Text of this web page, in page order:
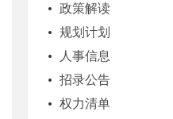
政策解读
规划计划
人事信息
招录公告
权力清单